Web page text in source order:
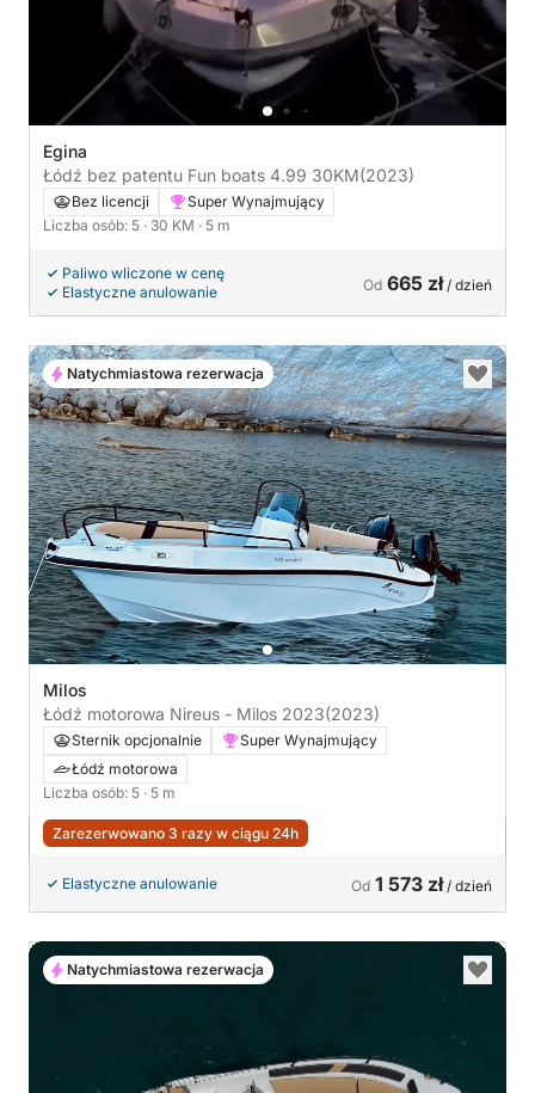
Egina
Łódź bez patentu Fun boats 4.99 30KM(2023)
Bez licencji
Super Wynajmujący
Liczba osób: 5 · 30 KM · 5 m
Paliwo wliczone w cenę
Elastyczne anulowanie
Od 665 zł/ dzień
Milos
Łódź motorowa Nireus - Milos 2023(2023)
Sternik opcjonalnie
Super Wynajmujący
Łódź motorowa
Liczba osób: 5 · 5 m
Zarezerwowano 3 razy w ciągu 24h
Elastyczne anulowanie Od 1 573 zł/ dzień
Natychmiastowa rezerwacja
Natychmiastowa rezerwacja